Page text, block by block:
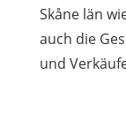
Skåne län
auch die
und